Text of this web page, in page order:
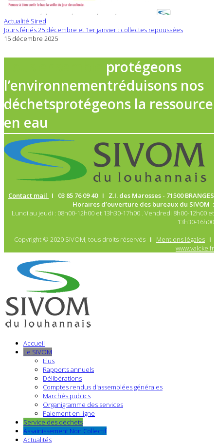
Actualité Sired
Jours fériés 25 décembre et 1er janvier : collectes repoussées
15 décembre 2025
protégeons
l’environnementréduisons nos
déchetsprotégeons la ressource
en eau
Contact mail I 03 85 76 09 40 I Z.I. des Marosses - 71500 BRANGES
Horaires d’ouverture des bureaux du SIVOM :
Lundi au jeudi : 08h00-12h00 et 13h30-17h00 . Vendredi 8h00-12h00 et
13h30-16h00
Copyright © 2020 SIVOM, tous droits réservés I Mentions légales I
www.valcke.fr
Accueil
Le SIVOM
Elus
Rapports annuels
Délibérations
Comptes rendus d'assemblées générales
Marchés publics
Organigramme des services
Paiement en ligne
Service des déchets
Assainissement Non Collectif
Actualités